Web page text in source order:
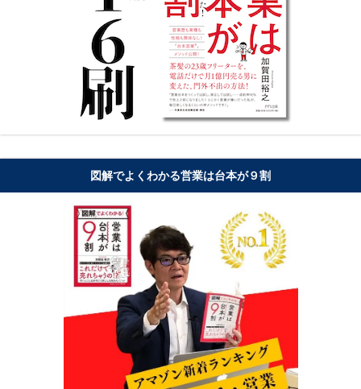
図解でよくわかる営業は台本が９割